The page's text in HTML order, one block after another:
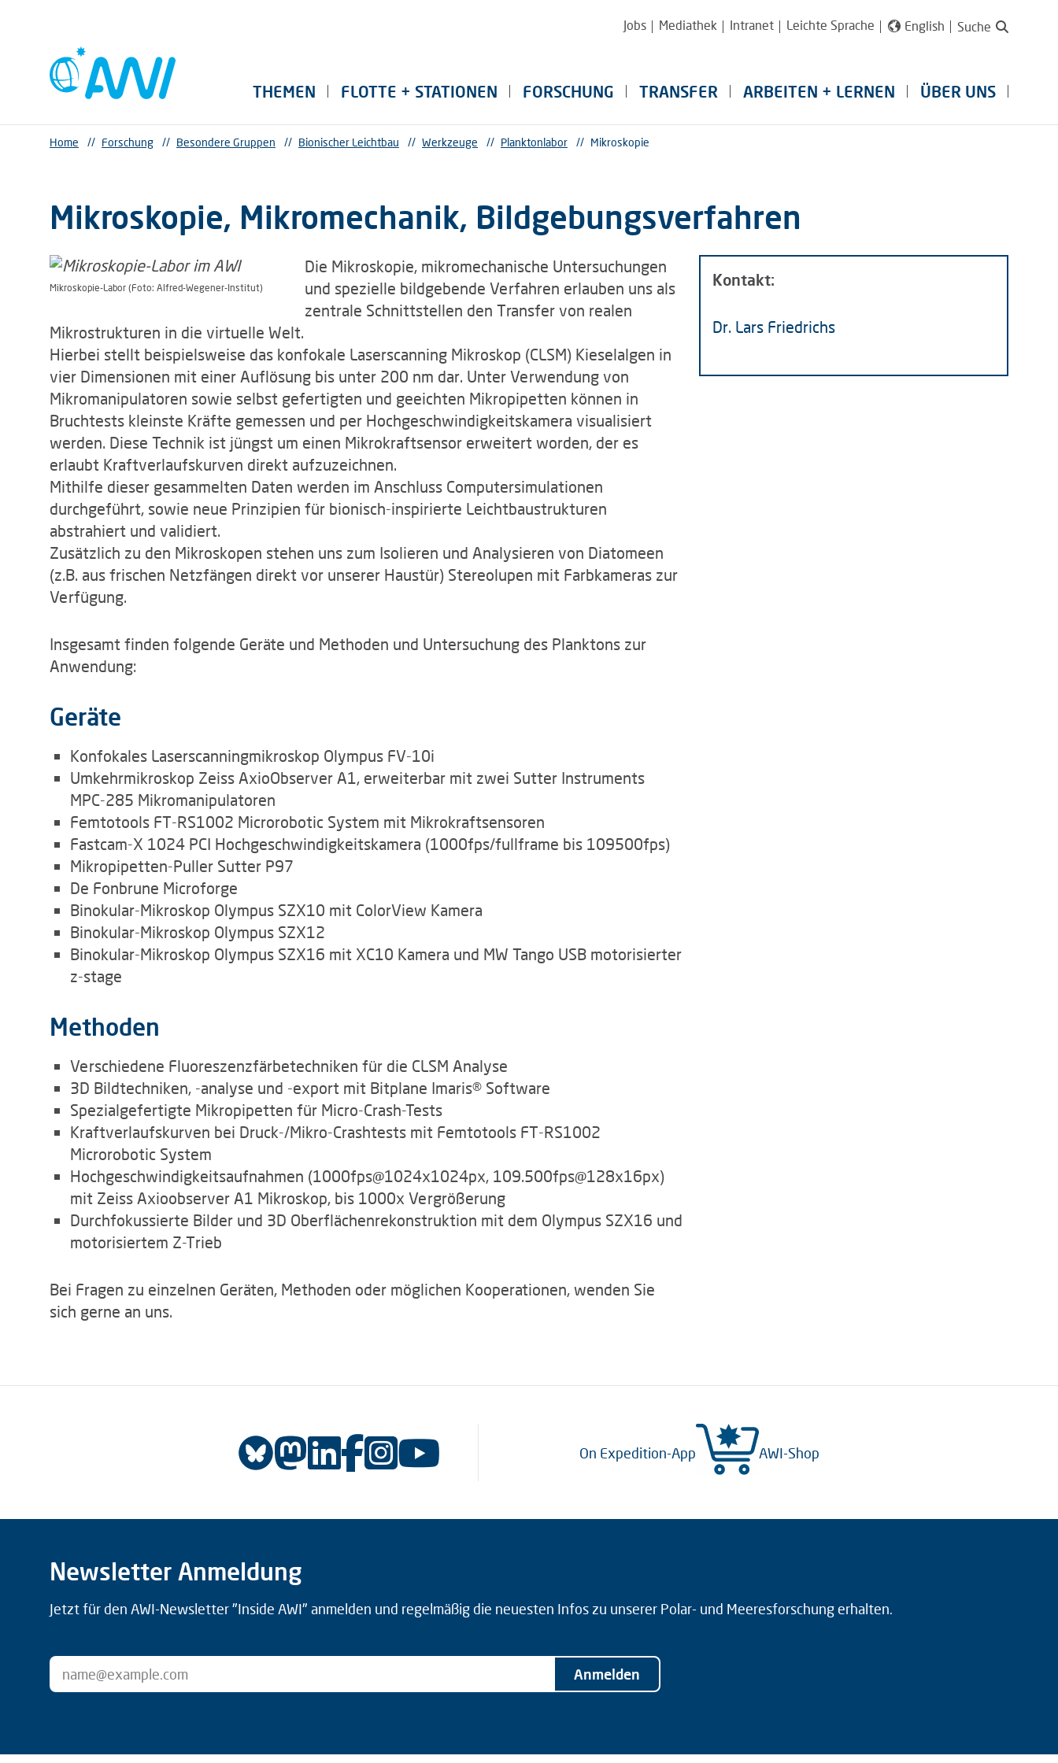
Jobs Mediathek Intranet Leichte Sprache English Suche
THEMEN FLOTTE + STATIONEN FORSCHUNG TRANSFER ARBEITEN + LERNEN ÜBER UNS
Home // Forschung // Besondere Gruppen // Bionischer Leichtbau // Werkzeuge // Planktonlabor // Mikroskopie
Mikroskopie, Mikromechanik, Bildgebungsverfahren
Mikroskopie-Labor (Foto: Alfred-Wegener-Institut)
Die Mikroskopie, mikromechanische Untersuchungen
und spezielle bildgebende Verfahren erlauben uns als
zentrale Schnittstellen den Transfer von realen
Mikrostrukturen in die virtuelle Welt.
Hierbei stellt beispielsweise das konfokale Laserscanning Mikroskop (CLSM) Kieselalgen in
vier Dimensionen mit einer Auflösung bis unter 200 nm dar. Unter Verwendung von
Mikromanipulatoren sowie selbst gefertigten und geeichten Mikropipetten können in
Bruchtests kleinste Kräfte gemessen und per Hochgeschwindigkeitskamera visualisiert
werden. Diese Technik ist jüngst um einen Mikrokraftsensor erweitert worden, der es
erlaubt Kraftverlaufskurven direkt aufzuzeichnen.
Mithilfe dieser gesammelten Daten werden im Anschluss Computersimulationen
durchgeführt, sowie neue Prinzipien für bionisch-inspirierte Leichtbaustrukturen
abstrahiert und validiert.
Zusätzlich zu den Mikroskopen stehen uns zum Isolieren und Analysieren von Diatomeen
(z.B. aus frischen Netzfängen direkt vor unserer Haustür) Stereolupen mit Farbkameras zur
Verfügung.
Insgesamt finden folgende Geräte und Methoden und Untersuchung des Planktons zur
Anwendung:
Geräte
Konfokales Laserscanningmikroskop Olympus FV-10i
Umkehrmikroskop Zeiss AxioObserver A1, erweiterbar mit zwei Sutter Instruments
MPC-285 Mikromanipulatoren
Femtotools FT-RS1002 Microrobotic System mit Mikrokraftsensoren
Fastcam-X 1024 PCI Hochgeschwindigkeitskamera (1000fps/fullframe bis 109500fps)
Mikropipetten-Puller Sutter P97
De Fonbrune Microforge
Binokular-Mikroskop Olympus SZX10 mit ColorView Kamera
Binokular-Mikroskop Olympus SZX12
Binokular-Mikroskop Olympus SZX16 mit XC10 Kamera und MW Tango USB motorisierter
z-stage
Methoden
Verschiedene Fluoreszenzfärbetechniken für die CLSM Analyse
3D Bildtechniken, -analyse und -export mit Bitplane Imaris® Software
Spezialgefertigte Mikropipetten für Micro-Crash-Tests
Kraftverlaufskurven bei Druck-/Mikro-Crashtests mit Femtotools FT-RS1002
Microrobotic System
Hochgeschwindigkeitsaufnahmen (1000fps@1024x1024px, 109.500fps@128x16px)
mit Zeiss Axioobserver A1 Mikroskop, bis 1000x Vergrößerung
Durchfokussierte Bilder und 3D Oberflächenrekonstruktion mit dem Olympus SZX16 und
motorisiertem Z-Trieb
Bei Fragen zu einzelnen Geräten, Methoden oder möglichen Kooperationen, wenden Sie
sich gerne an uns.
Kontakt:
Dr. Lars Friedrichs
On Expedition-App AWI-Shop
Newsletter Anmeldung
Jetzt für den AWI-Newsletter "Inside AWI" anmelden und regelmäßig die neuesten Infos zu unserer Polar- und Meeresforschung erhalten.
Anmelden